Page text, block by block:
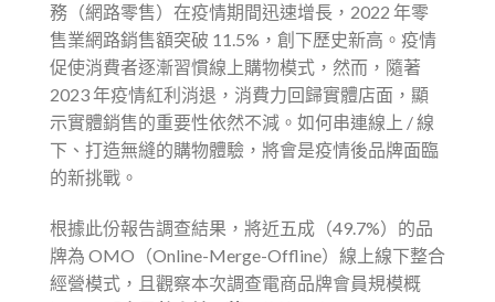
務（網路零售）在疫情期間迅速增長，2022 年零
售業網路銷售額突破 11.5%，創下歷史新高。疫情
促使消費者逐漸習慣線上購物模式，然而，隨著
2023 年疫情紅利消退，消費力回歸實體店面，顯
示實體銷售的重要性依然不減。如何串連線上 / 線
下、打造無縫的購物體驗，將會是疫情後品牌面臨
的新挑戰。
根據此份報告調查結果，將近五成（49.7%）的品
牌為 OMO（Online-Merge-Offline）線上線下整合
經營模式，且觀察本次調查電商品牌會員規模概